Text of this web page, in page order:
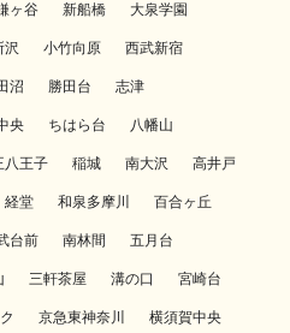
ヶ谷 新船橋 大泉学園
沢 小竹向原 西武新宿
沼 勝田台 志津
央 ちはら台 八幡山
八王子 稲城 南大沢 高井戸
経堂 和泉多摩川 百合ヶ丘
台前 南林間 五月台
三軒茶屋 溝の口 宮崎台
京急東神奈川 横須賀中央